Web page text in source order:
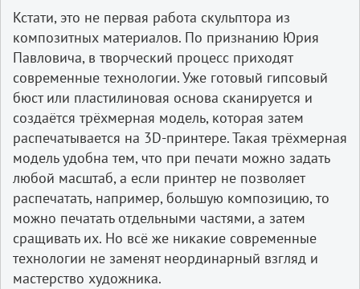
Кстати, это не первая работа скульптора из
композитных материалов. По признанию Юрия
Павловича, в творческий процесс приходят
современные технологии. Уже готовый гипсовый
бюст или пластилиновая основа сканируется и
создаётся трёхмерная модель, которая затем
распечатывается на 3D-принтере. Такая трёхмерная
модель удобна тем, что при печати можно задать
любой масштаб, а если принтер не позволяет
распечатать, например, большую композицию, то
можно печатать отдельными частями, а затем
сращивать их. Но всё же никакие современные
технологии не заменят неординарный взгляд и
мастерство художника.